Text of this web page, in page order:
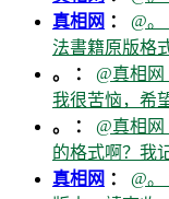
真相网 ： @
法書籍原版格
。 ： @真相
我很苦恼，希
。 ： @真相
的格式啊？我
真相网 ： @